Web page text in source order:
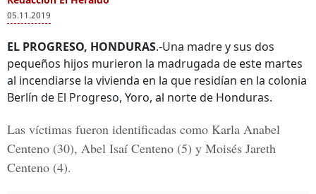
05.11.2019
EL PROGRESO, HONDURAS.-Una madre y sus dos
pequeños hijos murieron la madrugada de este martes
al incendiarse la vivienda en la que residían en la colonia
Berlín de El Progreso, Yoro, al norte de Honduras.
Las víctimas fueron identificadas como Karla Anabel
Centeno (30), Abel Isaí Centeno (5) y Moisés Jareth
Centeno (4).